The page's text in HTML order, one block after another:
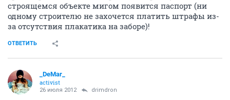
строящемся объекте мигом появится паспорт (ни
одному строителю не захочется платить штрафы из-
за отсутствия плакатика на заборе)!
ОТВЕТИТЬ
_DeMar_
activist
26 июля 2012 drimdron